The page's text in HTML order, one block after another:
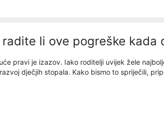
radite li ove pogreške
pravi je izazov. Iako roditelji uvijek žele
dječjih stopala. Kako bismo to spriječili,